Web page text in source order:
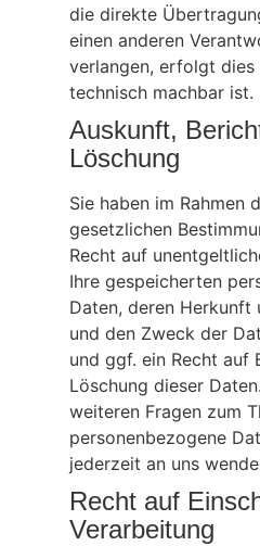
die direkte
einen anderen
verlangen, erfolgt dies
technisch machbar ist.
Auskunft,
Löschung
Sie haben im Rahmen
gesetzlichen
Recht auf
Ihre gespeicherten
Daten, deren Herkunft
und den Zweck der
und ggf. ein Recht auf
Löschung dieser
weiteren Fragen zum
personenbezogene
jederzeit an uns
Recht auf
Verarbeitung